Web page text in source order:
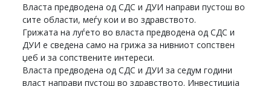
Власта предводена од СДС и ДУИ направи пустош во
сите области, меѓу кои и во здравството.
Грижата на луѓето во власта предводена од СДС и
ДУИ е сведена само на грижа за нивниот сопствен
џеб и за сопствените интереси.
Власта предводена од СДС и ДУИ за седум години
власт направи пустош во здравството. Инвестиција